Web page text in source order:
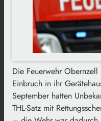
Die Feuerwehr Obernzell
Einbruch in ihr
September hatten
THL-Satz mit